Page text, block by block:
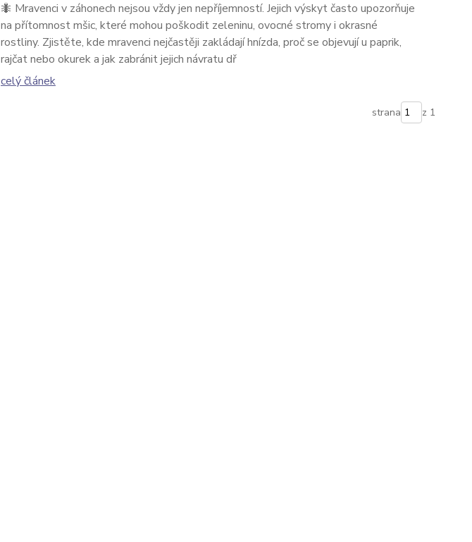
🐜 Mravenci v záhonech nejsou vždy jen nepříjemností. Jejich výskyt často upozorňuje
na přítomnost mšic, které mohou poškodit zeleninu, ovocné stromy i okrasné
rostliny. Zjistěte, kde mravenci nejčastěji zakládají hnízda, proč se objevují u paprik,
rajčat nebo okurek a jak zabránit jejich návratu dř
celý článek
strana z 1